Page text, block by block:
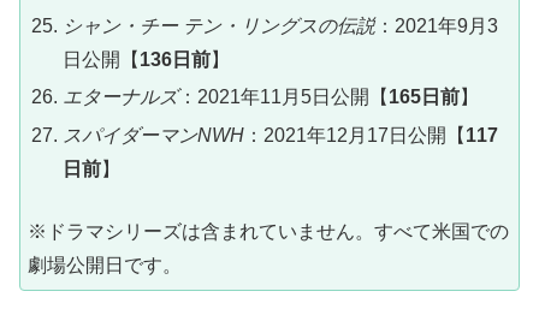
シャン・チー テン・リングスの伝説 ：2021年9月3
日公開【 136日前】
エターナルズ：2021年11月5日公開【 165日前】
スパイダーマンNWH ：2021年12月17日公開【 117
日前】
※ドラマシリーズは含まれていません。すべて米国での
劇場公開日です。